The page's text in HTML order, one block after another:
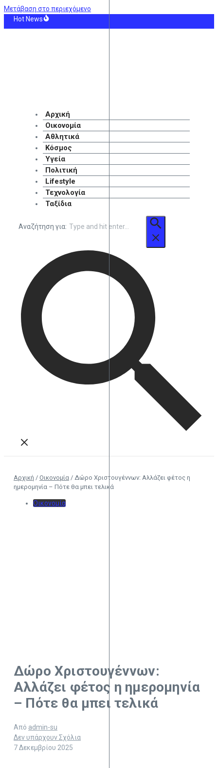
Μετάβαση στο περιεχόμενο
Hot News
Αρχική
Οικονομία
Αθλητικά
Κόσμος
Υγεία
Πολιτική
Lifestyle
Τεχνολογία
Ταξίδια
Αναζήτηση για:
Αρχική / Οικονομία / Δώρο Χριστουγέννων: Αλλάζει φέτος η
ημερομηνία – Πότε θα μπει τελικά
Οικονομία
Δώρο Χριστουγέννων:
Αλλάζει φέτος η ημερομηνία
– Πότε θα μπει τελικά
Από admin-su
Δεν υπάρχουν Σχόλια
7 Δεκεμβρίου 2025